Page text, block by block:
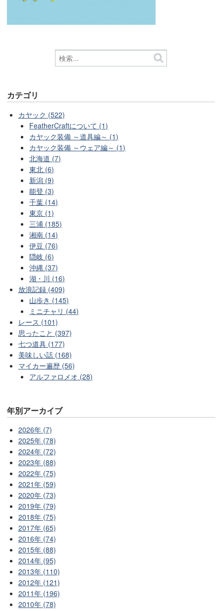
カテゴリ
カヤック (522)
FeatherCraftについて (1)
カヤック装備 ～道具編～ (1)
カヤック装備 ～ウェア編～ (1)
北海道 (7)
東北 (6)
新潟 (9)
能登 (3)
千葉 (14)
東京 (1)
三浦 (185)
湘南 (14)
伊豆 (76)
隠岐 (6)
沖縄 (37)
湖・川 (16)
放浪記録 (409)
山歩き (145)
ミニチャリ (44)
レース (101)
思ったこと (397)
七つ道具 (177)
美味しい話 (168)
マイカー遍歴 (56)
アルファロメオ (28)
年別アーカイブ
2026年 (7)
2025年 (78)
2024年 (72)
2023年 (88)
2022年 (75)
2021年 (59)
2020年 (73)
2019年 (79)
2018年 (75)
2017年 (65)
2016年 (74)
2015年 (88)
2014年 (95)
2013年 (110)
2012年 (121)
2011年 (196)
2010年 (78)